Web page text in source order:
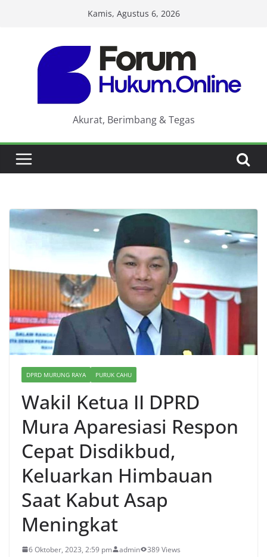
Kamis, Agustus 6, 2026
Akurat, Berimbang & Tegas
DPRD MURUNG RAYA PURUK CAHU
Wakil Ketua II DPRD
Mura Aparesiasi Respon
Cepat Disdikbud,
Keluarkan Himbauan
Saat Kabut Asap
Meningkat
6 Oktober, 2023, 2:59 pm admin 389 Views